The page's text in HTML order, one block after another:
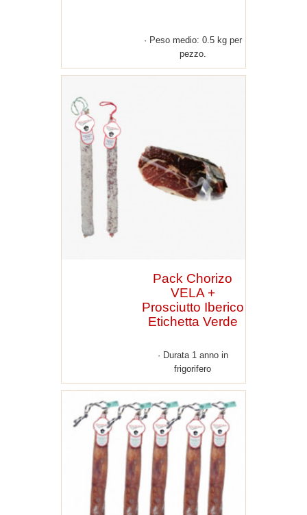
Peso medio: 0.5 kg per
pezzo.
Pack Chorizo
VELA +
Prosciutto Iberico
Etichetta Verde
Durata 1 anno in
frigorifero